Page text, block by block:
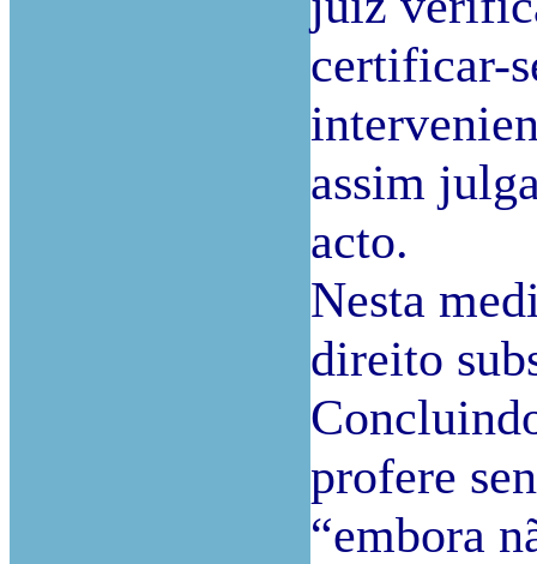
certificar-
assim
acto.
Nesta
direito
profere
“embora